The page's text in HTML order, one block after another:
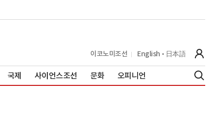
이코노미조선 English 日本語
국제 사이언스조선 문화 오피니언